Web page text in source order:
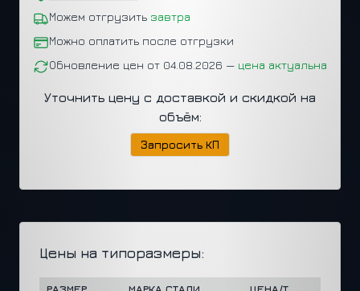
Можем отгрузить завтра
Можно оплатить после отгрузки
Обновление цен от 04.08.2026 — цена актуальна
Уточнить цену с доставкой и скидкой на
объём:
Запросить КП
Цены на типоразмеры: